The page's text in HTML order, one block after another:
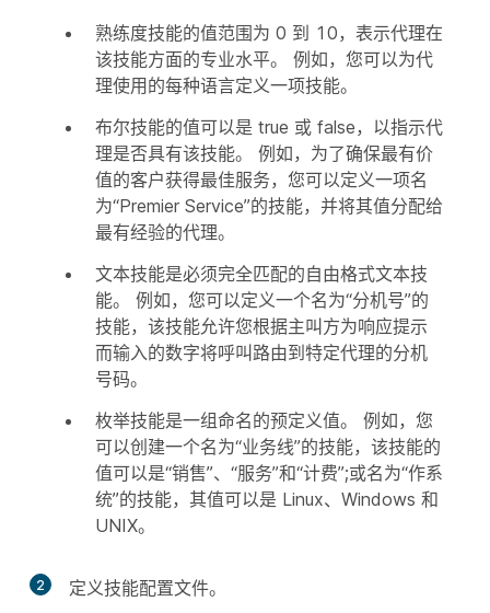
熟练度技能的值范围为 0 到 10，表示代理在
该技能方面的专业水平。 例如，您可以为代
理使用的每种语言定义一项技能。
布尔技能的值可以是 true 或 false，以指示代
理是否具有该技能。 例如，为了确保最有价
值的客户获得最佳服务，您可以定义一项名
为“Premier Service”的技能，并将其值分配给
最有经验的代理。
文本技能是必须完全匹配的自由格式文本技
能。 例如，您可以定义一个名为“分机号”的
技能，该技能允许您根据主叫方为响应提示
而输入的数字将呼叫路由到特定代理的分机
号码。
枚举技能是一组命名的预定义值。 例如，您
可以创建一个名为“业务线”的技能，该技能的
值可以是“销售”、“服务”和“计费”;或名为“作系
统”的技能，其值可以是 Linux、Windows 和
UNIX。
2
定义技能配置文件。